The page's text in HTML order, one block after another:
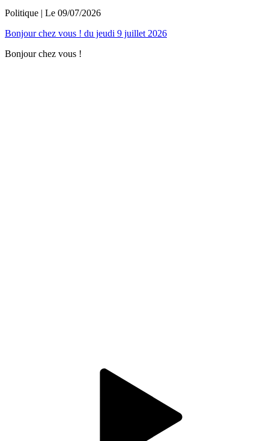
Politique | Le 09/07/2026
Bonjour chez vous ! du jeudi 9 juillet 2026
Bonjour chez vous !